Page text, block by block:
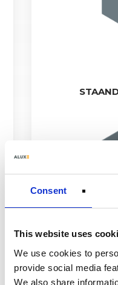
Consent
This website uses
We use cookies to
provide social media
We also share